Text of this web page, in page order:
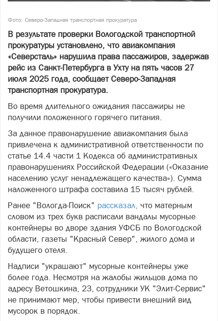
Фото: Северо-Западная транспортная прокуратура
В результате проверки Вологодской транспортной
прокуратуры установлено, что авиакомпания
«Северсталь» нарушила права пассажиров, задержав
рейс из Санкт-Петербурга в Ухту на пять часов 27
июля 2025 года, сообщает Северо-Западная
транспортная прокуратура.
Во время длительного ожидания пассажиры не
получили положенного горячего питания.
За данное правонарушение авиакомпания была
привлечена к административной ответственности по
статье 14.4 части 1 Кодекса об административных
правонарушениях Российской Федерации («Оказание
населению услуг ненадлежащего качества»). Сумма
наложенного штрафа составила 15 тысяч рублей.
Ранее "Вологда-Поиск" рассказал, что матерным
словом из трех букв расписали вандалы мусорные
контейнеры во дворе здания УФСБ по Вологодской
области, газеты "Красный Север", жилого дома и
будущего отеля.
Надписи "украшают" мусорные контейнеры уже
более года. Несмотря на жалобы жильцов дома по
адресу Ветошкина, 23, сотрудники УК "Элит-Сервис"
не принимают мер, чтобы привести внешний вид
мусорок в порядок.